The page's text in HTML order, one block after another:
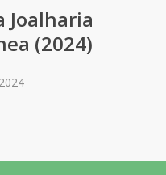
Joalharia
(2024)